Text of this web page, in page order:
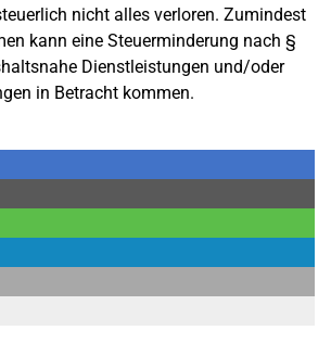
nicht alles verloren. Zumindest
kann eine Steuerminderung nach §
Dienstleistungen und/oder
in Betracht kommen.